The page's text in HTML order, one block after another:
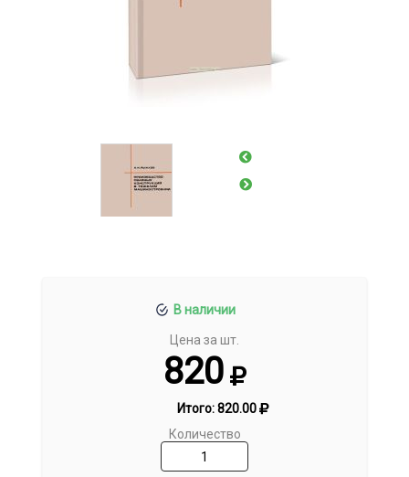
В наличии
Цена за шт.
820
Итого:820.00
Количество